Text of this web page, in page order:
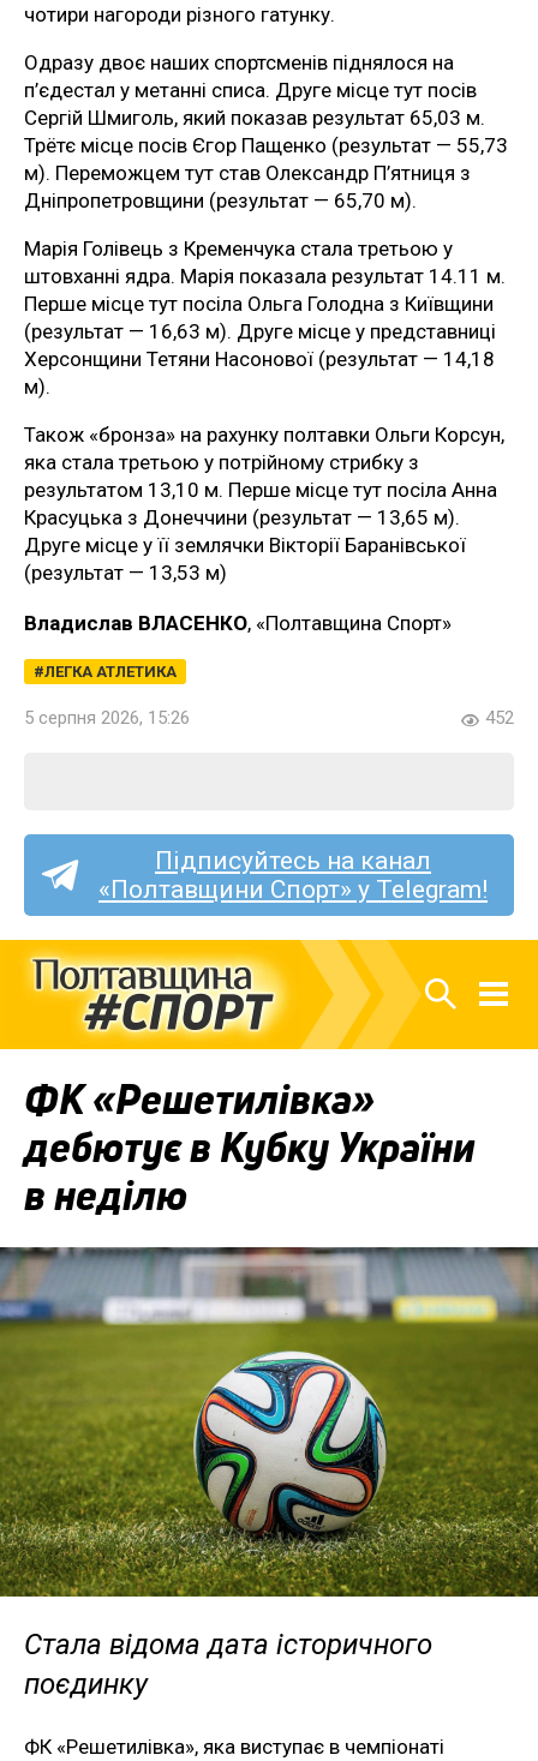
чотири нагороди різного гатунку.
Одразу двоє наших спортсменів піднялося на
п’єдестал у метанні списа. Друге місце тут посів
Сергій Шмиголь, який показав результат 65,03 м.
Трётє місце посів Єгор Пащенко (результат — 55,73
м). Переможцем тут став Олександр П’ятниця з
Дніпропетровщини (результат — 65,70 м).
Марія Голівець з Кременчука стала третьою у
штовханні ядра. Марія показала результат 14.11 м.
Перше місце тут посіла Ольга Голодна з Київщини
(результат — 16,63 м). Друге місце у представниці
Херсонщини Тетяни Насонової (результат — 14,18
м).
Також «бронза» на рахунку полтавки Ольги Корсун,
яка стала третьою у потрійному стрибку з
результатом 13,10 м. Перше місце тут посіла Анна
Красуцька з Донеччини (результат — 13,65 м).
Друге місце у її землячки Вікторії Баранівської
(результат — 13,53 м)
Владислав ВЛАСЕНКО, «Полтавщина Спорт»
ЛЕГКА АТЛЕТИКА
5 серпня 2026, 15:26 452
Підписуйтесь на канал
«Полтавщини Спорт» у Telegram!
ФК «Решетилівка»
дебютує в Кубку України
в неділю
Стала відома дата історичного
поєдинку
ФК «Решетилівка», яка виступає в чемпіонаті